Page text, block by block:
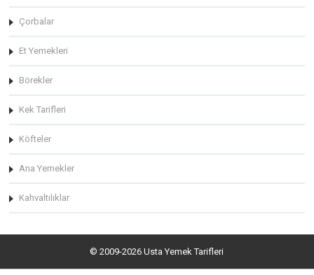
Çorbalar
Et Yemekleri
Börekler
Kek Tarifleri
Köfteler
Ana Yemekler
Kahvaltılıklar
© 2009-2026 Usta Yemek Tarifleri